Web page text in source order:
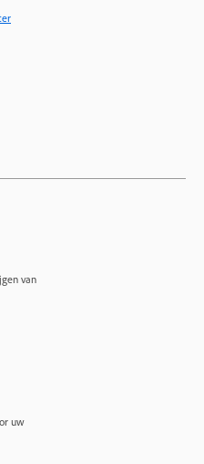
van
uw